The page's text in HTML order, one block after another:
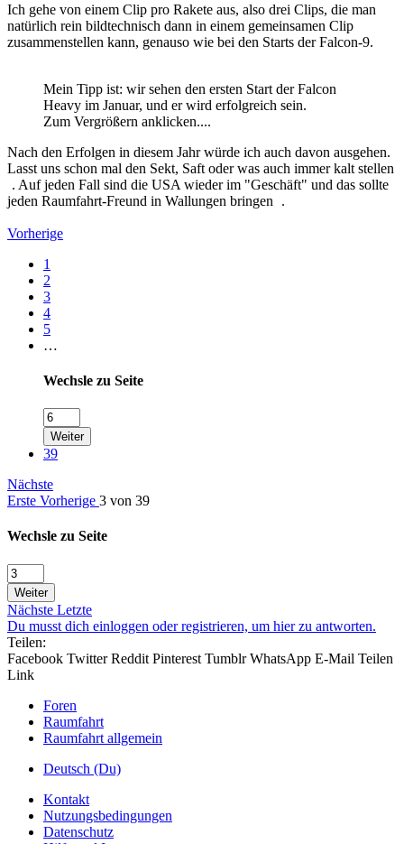
Ich gehe von einem Clip pro Rakete aus, also drei Clips, die man
natürlich rein bildtechnisch dann in einem gemeinsamen Clip
zusammenstellen kann, genauso wie bei den Starts der Falcon-9.
Mein Tipp ist: wir sehen den ersten Start der Falcon
Heavy im Januar, und er wird erfolgreich sein.
Zum Vergrößern anklicken....
Nach den Erfolgen in diesem Jahr würde ich auch davon ausgehen.
Lasst uns schon mal den Sekt, Saft oder was auch immer kalt stellen
. Auf jeden Fall sind die USA wieder im "Geschäft" und das sollte
jeden Raumfahrt-Freund in Wallungen bringen
.
Vorherige
1
2
3
4
5
…
Wechsle zu Seite
Weiter
39
Nächste
Erste Vorherige 3 von 39
Wechsle zu Seite
Weiter
Nächste Letzte
Du musst dich einloggen oder registrieren, um hier zu antworten.
Teilen:
Facebook Twitter Reddit Pinterest Tumblr WhatsApp E-Mail Teilen
Link
Foren
Raumfahrt
Raumfahrt allgemein
Deutsch (Du)
Kontakt
Nutzungsbedingungen
Datenschutz